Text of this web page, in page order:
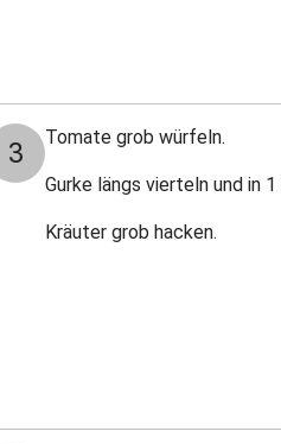
3 Tomate grob würfeln.
Gurke längs vierteln und in
Kräuter grob hacken.